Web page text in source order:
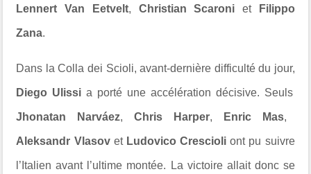
Lennert Van Eetvelt, Christian Scaroni etFilippo
Zana.
Dans la Colla dei Scioli, avant-dernière difficulté du jour,
Diego Ulissia porté une accélération décisive. Seuls
Jhonatan Narváez, Chris Harper, Enric Mas,
Aleksandr VlasovetLudovico Crescioliont pu suivre
l’Italien avant l’ultime montée. La victoire allait donc se